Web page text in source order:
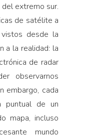
extremo sur.
de satélite a
desde la
a la realidad: la
de radar
observarnos
embargo, cada
puntual de un
mapa, incluso
mundo